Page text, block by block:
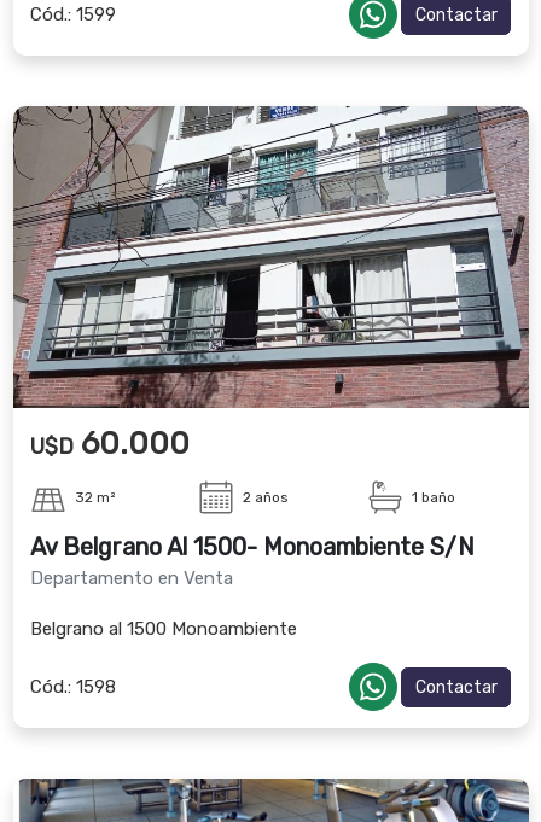
Cód.: 1599 Contactar
U$D 60.000
32 m² 2 años 1 baño
Av Belgrano Al 1500- Monoambiente S/N
Departamento en Venta
Belgrano al 1500 Monoambiente
Cód.: 1598 Contactar